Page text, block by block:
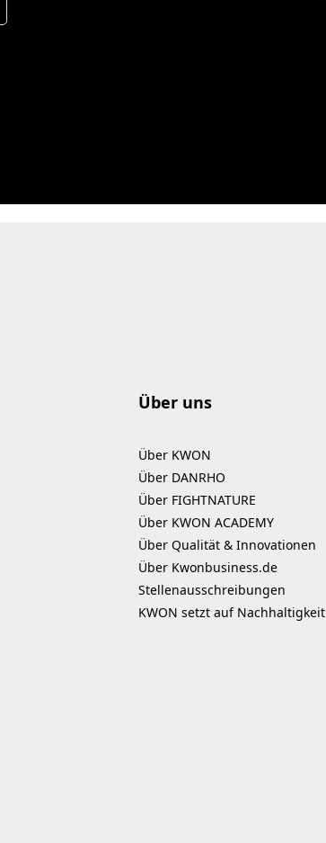
Über uns
Über KWON
Über DANRHO
Über FIGHTNATURE
Über KWON ACADEMY
Über Qualität & Innovationen
Über Kwonbusiness.de
Stellenausschreibungen
KWON setzt auf Nachhaltigkeit